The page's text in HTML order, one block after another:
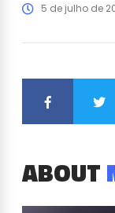
5 de julho de
ABOUT